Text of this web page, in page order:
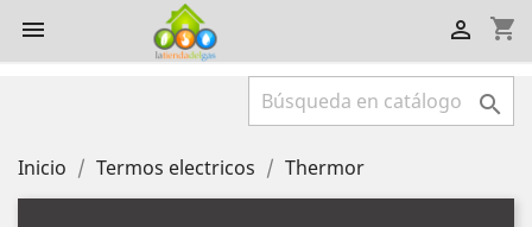
 shopping_cart


Inicio Termos electricos Thermor